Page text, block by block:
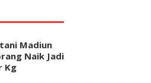
Madiun
Naik Jadi
Kg